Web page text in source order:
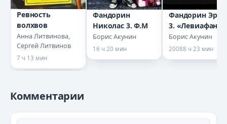
Ревность
волхвов
Анна Литвинова,
Сергей Литвинов
7 ч 13 мин
Фандорин
Николас 3. Ф.М
Борис Акунин
16 ч 20 мин
Фандорин
3. «Левиафан»
Борис Акунин
20088 ч 23 мин
Комментарии